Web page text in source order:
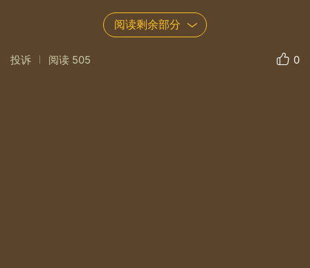
便再用力，也无法达到今天机械揉捻的力度。大概2000
年以后，机械慢慢的取代手工制茶，信阳毛尖浑汤问题
阅读剩余部分
投诉 阅读 505 0